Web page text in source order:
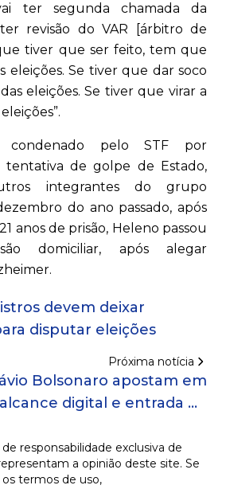
ter segunda chamada da
revisão do VAR [árbitro de
tiver que ser feito, tem que
eleições. Se tiver que dar soco
eleições. Se tiver que virar a
pelo STF por
tentativa de golpe de Estado,
integrantes do grupo
do ano passado, após
anos de prisão, Heleno passou
domiciliar, após alegar
devem deixar
disputar eleições
Próxima notícia
Bolsonaro apostam em
digital e entrada na
responsabilidade exclusiva de
a opinião deste site. Se
termos de uso,